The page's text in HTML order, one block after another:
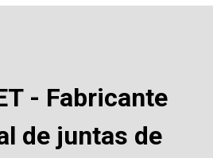
- Fabricante
de juntas de